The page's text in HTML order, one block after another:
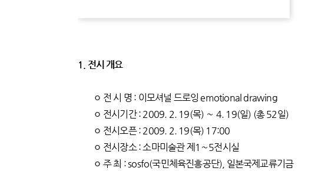
1. 전시 개요
ㅇ 전 시 명 : 이모셔널 드로잉 emotional drawing
ㅇ 전시기간 : 2009. 2. 19(목) ∼ 4. 19(일) (총 52일)
ㅇ 전시오픈 : 2009. 2. 19(목) 17:00
ㅇ 전시장소 : 소마미술관 제1∼5전시실
ㅇ 주 최 : sosfo(국민체육진흥공단), 일본국제교류기금